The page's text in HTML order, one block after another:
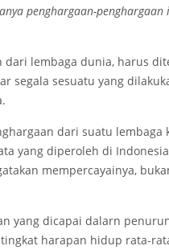
penghargaan-
lembaga dunia, harus
segala sesuatu yang
dari suatu lembaga
yang diperoleh di
mempercayainya,
yang dicapai dalarn
harapan hidup rata-